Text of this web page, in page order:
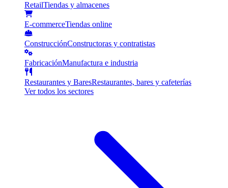
RetailTiendas y almacenes
E-commerceTiendas online
ConstrucciónConstructoras y contratistas
FabricaciónManufactura e industria
Restaurantes y BaresRestaurantes, bares y cafeterías
Ver todos los sectores